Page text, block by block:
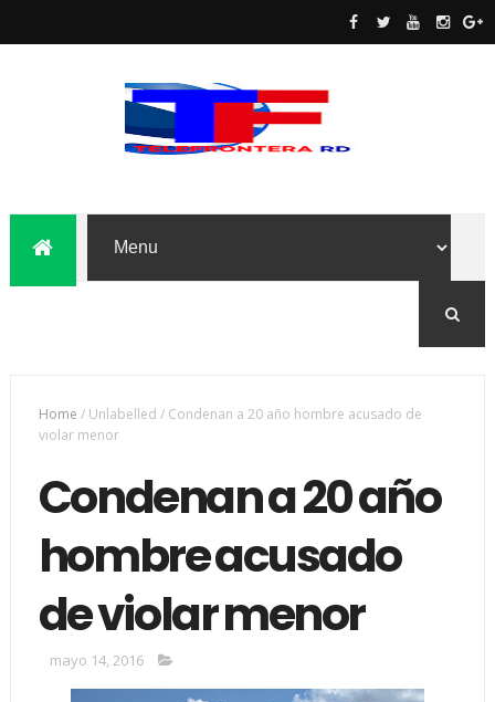
Home /Unlabelled / Condenan a 20 año hombre acusado de
violar menor
Condenan a 20 año
hombre acusado
de violar menor
mayo 14, 2016